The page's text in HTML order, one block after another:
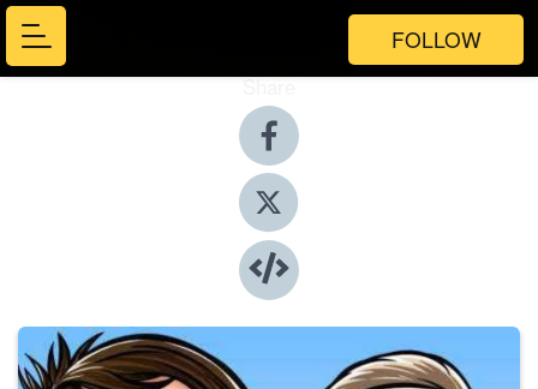
FOLLOW
Share